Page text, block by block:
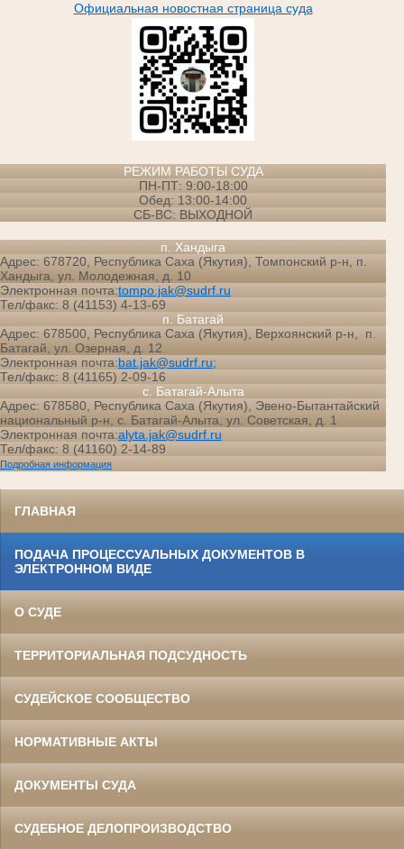
Официальная новостная страница суда
РЕЖИМ РАБОТЫ СУДА
ПН-ПТ: 9:00-18:00
Обед: 13:00-14:00
СБ-ВС: ВЫХОДНОЙ
п. Хандыга
Адрес: 678720, Республика Саха (Якутия), Томпонский р-н, п.
Хандыга, ул. Молодежная, д. 10
Электронная почта:tompo.jak@sudrf.ru
Тел/факс: 8 (41153) 4-13-69
п. Батагай
Адрес: 678500, Республика Саха (Якутия), Верхоянский р-н, п.
Батагай, ул. Озерная, д. 12
Электронная почта:bat.jak@sudrf.ru;
Тел/факс: 8 (41165) 2-09-16
с. Батагай-Алыта
Адрес: 678580, Республика Саха (Якутия), Эвено-Бытантайский
национальный р-н, с. Батагай-Алыта, ул. Советская, д. 1
Электронная почта:alyta.jak@sudrf.ru
Тел/факс: 8 (41160) 2-14-89
Подробная информация
ГЛАВНАЯ
ПОДАЧА ПРОЦЕССУАЛЬНЫХ ДОКУМЕНТОВ В
ЭЛЕКТРОННОМ ВИДЕ
О СУДЕ
ТЕРРИТОРИАЛЬНАЯ ПОДСУДНОСТЬ
СУДЕЙСКОЕ СООБЩЕСТВО
НОРМАТИВНЫЕ АКТЫ
ДОКУМЕНТЫ СУДА
СУДЕБНОЕ ДЕЛОПРОИЗВОДСТВО